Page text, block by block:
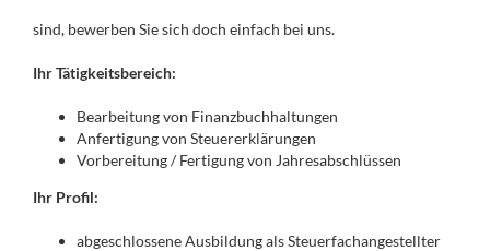
sind, bewerben Sie sich doch einfach bei uns.
Ihr Tätigkeitsbereich:
Bearbeitung von Finanzbuchhaltungen
Anfertigung von Steuererklärungen
Vorbereitung / Fertigung von Jahresabschlüssen
Ihr Profil:
abgeschlossene Ausbildung als Steuerfachangestellter